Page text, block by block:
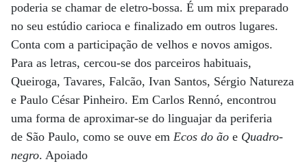
poderia se chamar de eletro-bossa. É um mix preparado
no seu estúdio carioca e finalizado em outros lugares.
Conta com a participação de velhos e novos amigos.
Para as letras, cercou-se dos parceiros habituais,
Queiroga, Tavares, Falcão, Ivan Santos, Sérgio Natureza
e Paulo César Pinheiro. Em Carlos Rennó, encontrou
uma forma de aproximar-se do linguajar da periferia
de São Paulo, como se ouve em Ecos do ão e Quadro-
negro. Apoiado